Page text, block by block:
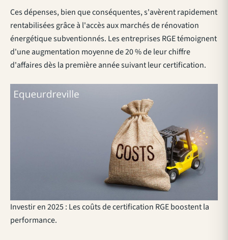
Ces dépenses, bien que conséquentes, s'avèrent rapidement
rentabilisées grâce à l'accès aux marchés de rénovation
énergétique subventionnés. Les entreprises RGE témoignent
d'une augmentation moyenne de 20 % de leur chiffre
d'affaires dès la première année suivant leur certification.
Investir en 2025 : Les coûts de certification RGE boostent la
performance.